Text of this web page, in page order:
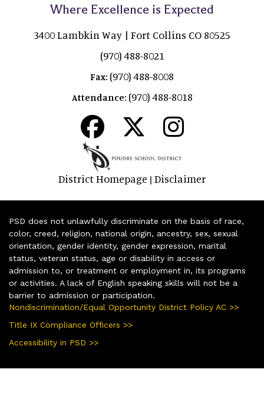
Where Excellence is Expected
3400 Lambkin Way | Fort Collins CO 80525
(970) 488-8021
Fax: (970) 488-8008
Attendance: (970) 488-8018
District Homepage | Disclaimer
PSD does not unlawfully discriminate on the basis of race,
color, creed, religion, national origin, ancestry, sex, sexual
orientation, gender identity, gender expression, marital
status, veteran status, age or disability in access or
admission to, or treatment or employment in, its programs
or activities. A lack of English speaking skills will not be a
barrier to admission or participation.
Nondiscrimination/Equal Opportunity District Policy AC >>
Title IX Compliance Officers >>
Accessibility in PSD >>